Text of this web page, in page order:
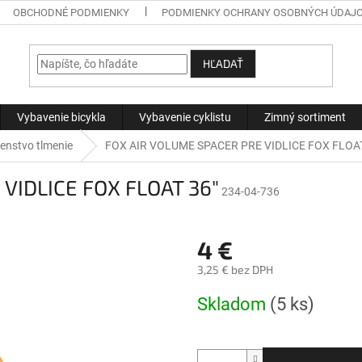
OBCHODNÉ PODMIENKY PODMIENKY OCHRANY OSOBNÝCH
HĽADAŤ
Vybavenie bicykla Vybavenie cyklistu Zimný sortiment
tlmenie FOX AIR VOLUME SPACER PRE VIDLICE FOX
FOX FLOAT 36" 234-04-736
4 €
3,25 € bez DPH
cena:
Skladom (5 ks)